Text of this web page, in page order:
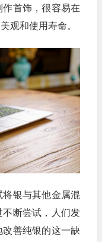
首饰，很容易在
观和使用寿命。
银与其他金属混
断尝试，人们发
善纯银的这一缺